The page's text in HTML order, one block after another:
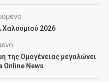
2026
της Ομογένειας μεγαλώνει
Online News